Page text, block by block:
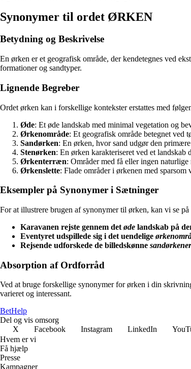
Synonymer til ordet ØRKEN
Betydning og Beskrivelse
En ørken er et geografisk område, der kendetegnes ved
formationer og sandtyper.
Lignende Begreber
Ordet ørken kan i forskellige kontekster erstattes med
Øde: Et øde landskab med minimal vegetation og
Ørkenområde: Et geografisk område betegnet ved
Sandørken: En ørken, hvor sand udgør den
Stenørken: En ørken karakteriseret ved et
Ørkenterræn: Områder med få eller ingen
Ørkenslette: Flade områder i ørkenen med
Eksempler på Synonymer i Sætninger
For at illustrere brugen af synonymer til ørken, kan vi se på
Karavanen rejste gennem det øde landskab på
Eventyret udspillede sig i det uendelige
Rejsende udforskede de billedskønne sandørkener
Absorption af Ordforråd
Ved at bruge forskellige synonymer for ørken i din
varieret og interessant.
BetHelp
Del og vis omsorg
X
Facebook Instagram LinkedIn
Hvem er vi
Få hjælp
Presse
Kampagner